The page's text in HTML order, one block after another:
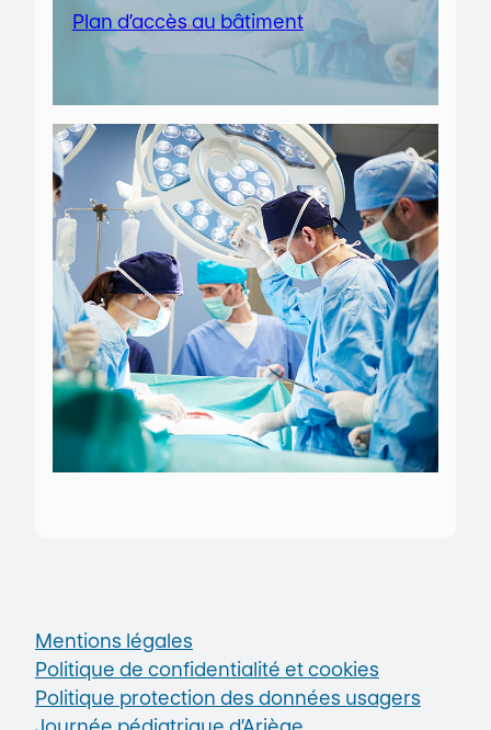
Plan d’accès au bâtiment
Mentions légales
Politique de confidentialité et cookies
Politique protection des données usagers